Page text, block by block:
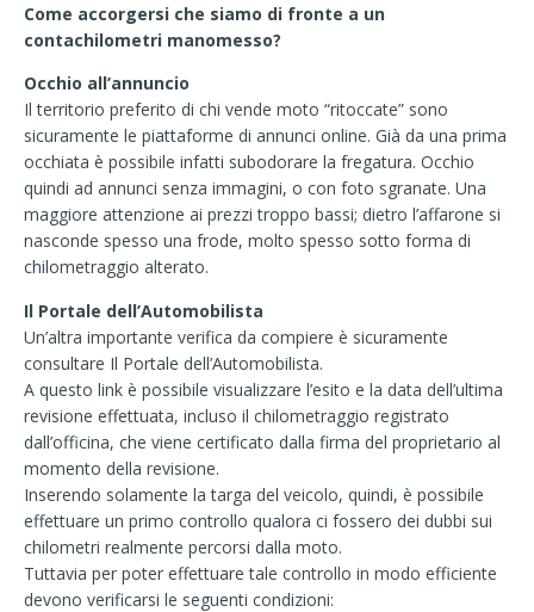
Come accorgersi che siamo di fronte a un
contachilometri manomesso?
Occhio all’annuncio
Il territorio preferito di chi vende moto “ritoccate” sono
sicuramente le piattaforme di annunci online. Già da una prima
occhiata è possibile infatti subodorare la fregatura. Occhio
quindi ad annunci senza immagini, o con foto sgranate. Una
maggiore attenzione ai prezzi troppo bassi; dietro l’affarone si
nasconde spesso una frode, molto spesso sotto forma di
chilometraggio alterato.
Il Portale dell’Automobilista
Un’altra importante verifica da compiere è sicuramente
consultare Il Portale dell’Automobilista.
A questo link è possibile visualizzare l’esito e la data dell’ultima
revisione effettuata, incluso il chilometraggio registrato
dall’officina, che viene certificato dalla firma del proprietario al
momento della revisione.
Inserendo solamente la targa del veicolo, quindi, è possibile
effettuare un primo controllo qualora ci fossero dei dubbi sui
chilometri realmente percorsi dalla moto.
Tuttavia per poter effettuare tale controllo in modo efficiente
devono verificarsi le seguenti condizioni: